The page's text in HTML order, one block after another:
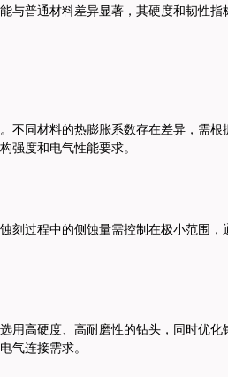
与普通材料差异显著，其硬度和韧性
不同材料的热膨胀系数存在差异，需
强度和电气性能要求。
刻过程中的侧蚀量需控制在极小范围
用高硬度、高耐磨性的钻头，同时优化
气连接需求。